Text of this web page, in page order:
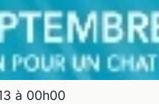
à 00h00